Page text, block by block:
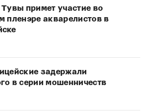
примет участие во
пленэре акварелистов в
задержали
в серии мошенничеств